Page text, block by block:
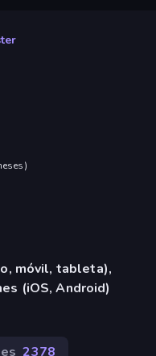
)
móvil, tableta),
(iOS, Android)
2378